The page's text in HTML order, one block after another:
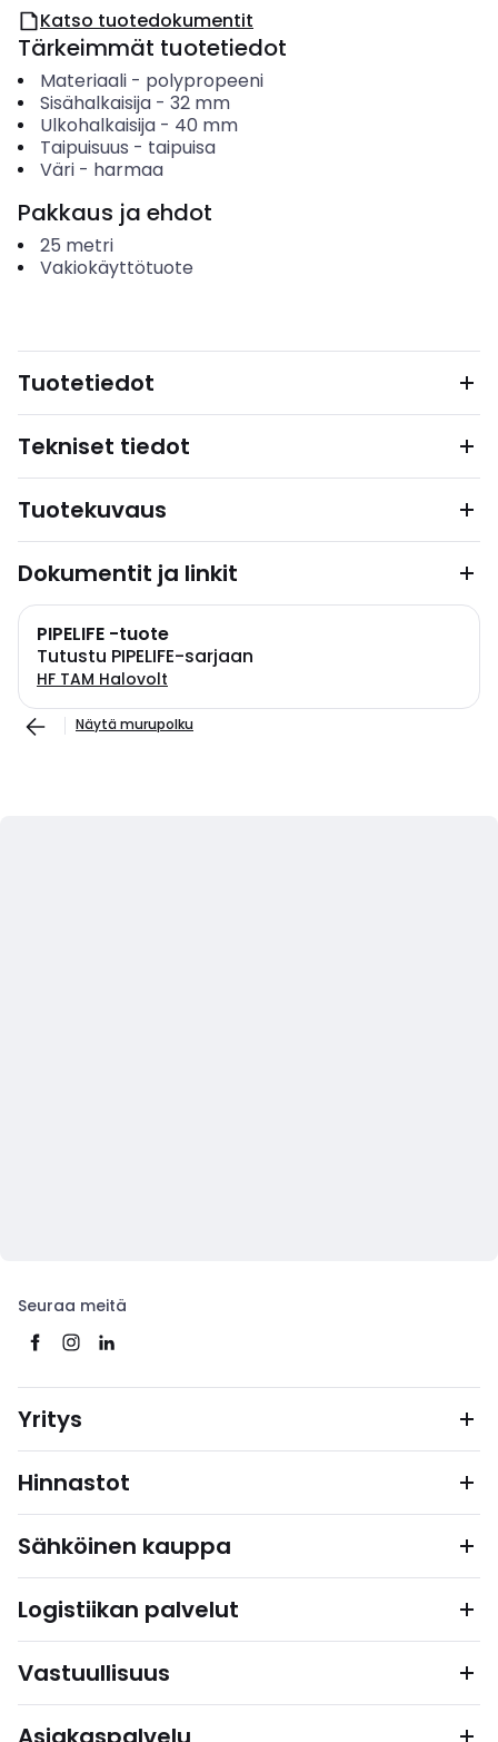
Katso tuotedokumentit
Tärkeimmät tuotetiedot
Materiaali- polypropeeni
Sisähalkaisija- 32 mm
Ulkohalkaisija- 40 mm
Taipuisuus - taipuisa
Väri- harmaa
Pakkaus ja ehdot
25 metri
Vakiokäyttötuote
Tuotetiedot
Tekniset tiedot
Tuotekuvaus
Dokumentit ja linkit
PIPELIFE -tuote
Tutustu PIPELIFE-sarjaan
HF TAM Halovolt
Näytä murupolku
Seuraa meitä
Yritys
Hinnastot
Sähköinen kauppa
Logistiikan palvelut
Vastuullisuus